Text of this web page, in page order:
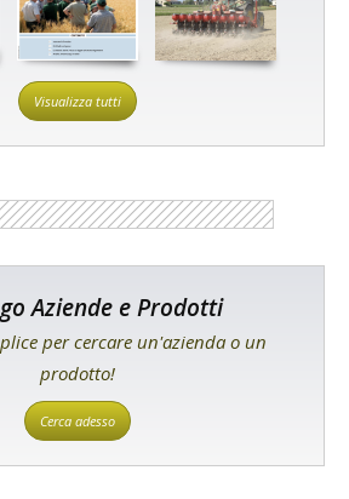
Visualizza tutti
Aziende e Prodotti
per cercare un'azienda o un
prodotto!
Cerca adesso